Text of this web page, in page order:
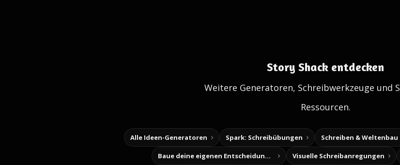
Story Shack entdecken
Weitere Generatoren, Schreibwerkzeuge und
Ressourcen.
Alle Ideen-Generatoren Spark: Schreibübungen Schreiben & Weltenbau
Baue deine eigenen Entscheidungsabenteuer Visuelle Schreibanregungen